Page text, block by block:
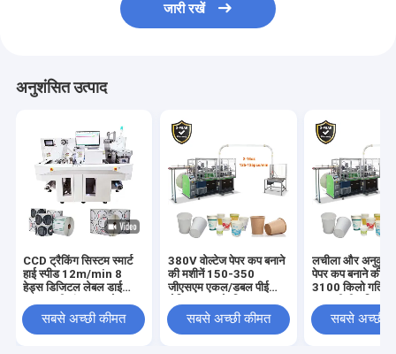
जारी रखें
अनुशंसित उत्पाद
CCD ट्रैकिंग सिस्टम स्मार्ट
हाई स्पीड 12m/min 8
हेड्स डिजिटल लेबल डाई
स्टिकर डाई कटिंग मशीन
सबसे अच्छी कीमत
380V वोल्टेज पेपर कप बनाने
की मशीनें 150-350
जीएसएम एकल/डबल पीई
सबसे अच्छी कीमत
लचीला और अनुकूलन
पेपर कप बनाने की
3100 किलो गति
सबसे अच्छी